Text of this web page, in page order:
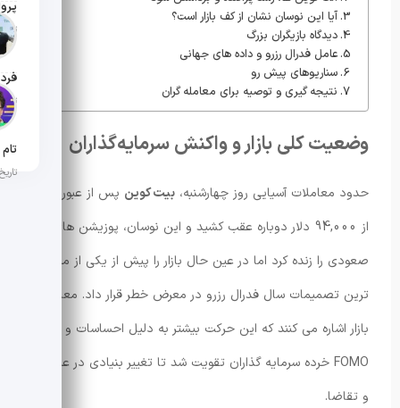
تاریخ
تاریخ
تاریخ
آیا این نوسان نشان از کف بازار است؟
دیدگاه بازیگران بزرگ
عامل فدرال رزرو و داده های جهانی
سناریوهای پیش رو
نتیجه گیری و توصیه برای معامله گران
وضعیت کلی بازار و واکنش سرمایه‌گذاران
حدود معاملات آسیایی روز چهارشنبه، بیت کوین پس از عبور کوتاه
از 94,000 دلار دوباره عقب کشید و این نوسان، پوزیشن های
صعودی را زنده کرد اما در عین حال بازار را پیش از یکی از مهم
ترین تصمیمات سال فدرال رزرو در معرض خطر قرار داد. معامات
بازار اشاره می کنند که این حرکت بیشتر به دلیل احساسات و
FOMO خرده سرمایه گذاران تقویت شد تا تغییر بنیادی در عرضه
و تقاضا.